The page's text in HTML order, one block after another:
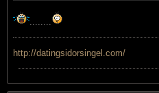
........
http://datingsidorsingel.com/